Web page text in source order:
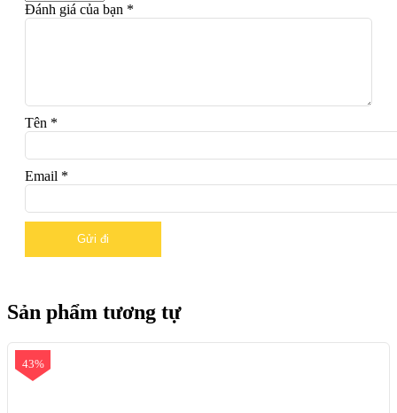
Đánh giá của bạn *
Tên *
Email *
Sản phẩm tương tự
43%